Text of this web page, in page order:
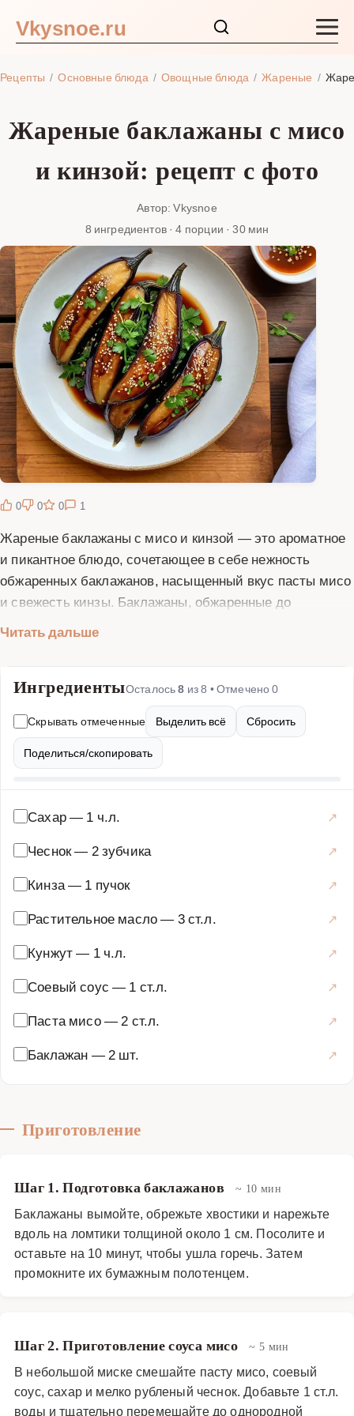
Vkysnoe.ru
Рецепты Основные блюда Овощные блюда Жареные
Жареные баклажаны с мисо
и кинзой: рецепт с фото
Автор: Vkysnoe
8 ингредиентов · 4 порции · 30 мин
0 0 0 1
Жареные баклажаны с мисо и кинзой — это ароматное
и пикантное блюдо, сочетающее в себе нежность
обжаренных баклажанов, насыщенный вкус пасты мисо
и свежесть кинзы. Баклажаны, обжаренные до
мисо, чеснока и специй, приобретая неповторимый
Это блюдо идеально подходит как гарнир к мясу или
рыбе, а также как самостоятельная вегетарианская
закуска. Рецепт прост в исполнении и не требует много
времени, но результат впечатлит даже гурманов.
Баклажаны богаты клетчаткой и антиоксидантами, а
пробиотики, делая это блюдо не только вкусным, но и
зеленью и кунжутом, чтобы подчеркнуть азиатские
мотивы.
Читать дальше
ИнгредиентыОсталось8 из8 • Отмечено0
Скрывать отмеченные Выделить всё Сбросить
Поделиться/скопировать
Сахар— 1 ч.л.
Чеснок— 2 зубчика
Кинза— 1 пучок
Растительное масло— 3 ст.л.
Кунжут— 1 ч.л.
Соевый соус — 1 ст.л.
Паста мисо— 2 ст.л.
Баклажан — 2 шт.
Приготовление
Шаг 1. Подготовка баклажанов ~ 10 мин
Баклажаны вымойте, обрежьте хвостики и нарежьте
вдоль на ломтики толщиной около 1 см. Посолите и
оставьте на 10 минут, чтобы ушла горечь. Затем
промокните их бумажным полотенцем.
Шаг 2. Приготовление соуса мисо ~ 5 мин
В небольшой миске смешайте пасту мисо, соевый
соус, сахар и мелко рубленый чеснок. Добавьте 1 ст.л.
воды и тщательно перемешайте до однородной